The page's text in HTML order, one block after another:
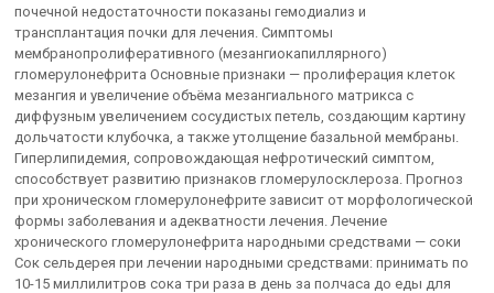
почечной недостаточности показаны гемодиализ и
трансплантация почки для лечения. Симптомы
мембранопролиферативного (мезангиокапиллярного)
гломерулонефрита Основные признаки — пролиферация клеток
мезангия и увеличение объёма мезангиального матрикса с
диффузным увеличением сосудистых петель, создающим картину
дольчатости клубочка, а также утолщение базальной мембраны.
Гиперлипидемия, сопровождающая нефротический симптом,
способствует развитию признаков гломерулосклероза. Прогноз
при хроническом гломерулонефрите зависит от морфологической
формы заболевания и адекватности лечения. Лечение
хронического гломерулонефрита народными средствами — соки
Сок сельдерея при лечении народными средствами: принимать по
10-15 миллилитров сока три раза в день за полчаса до еды для